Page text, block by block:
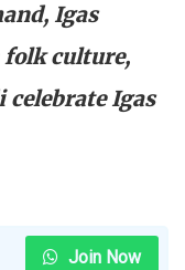
Igas
culture,
Igas
Join Now